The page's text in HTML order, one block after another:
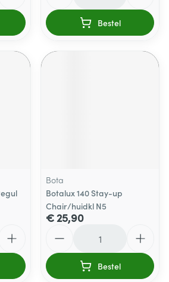
Bestel
Bota
Botalux 140 Stay-up
Chair/huidkl N5
€ 25,90
Bestel